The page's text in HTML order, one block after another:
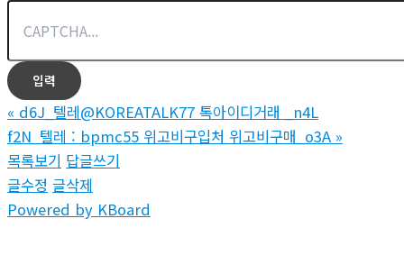
« d6J_텔레@KOREATALK77 톡아이디거래 _n4L
f2N_텔레 : bpmc55 위고비구입처 위고비구매_o3A »
목록보기 답글쓰기
글수정 글삭제
Powered by KBoard